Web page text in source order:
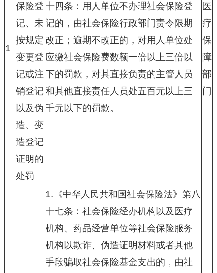
1
保险登
记、未
按规定
变更登
记或注
销登记
以及伪
造、变
造登记
证明的
处罚
十四条：用人单位不办理社会保险登
记的，由社会保险行政部门责令限期
改正；逾期不改正的，对用人单位处
应缴社会保险费数额一倍以上三倍以
下的罚款，对其直接负责的主管人员
和其他直接责任人员处五百元以上三
千元以下的罚款。
医
疗
保
障
部
门
1. 《中华人民共和国社会保险法》第八
十七条：社会保险经办机构以及医疗
机构、药品经营单位等社会保险服务
机构以欺诈、伪造证明材料或者其他
手段骗取社会保险基金支出的，由社